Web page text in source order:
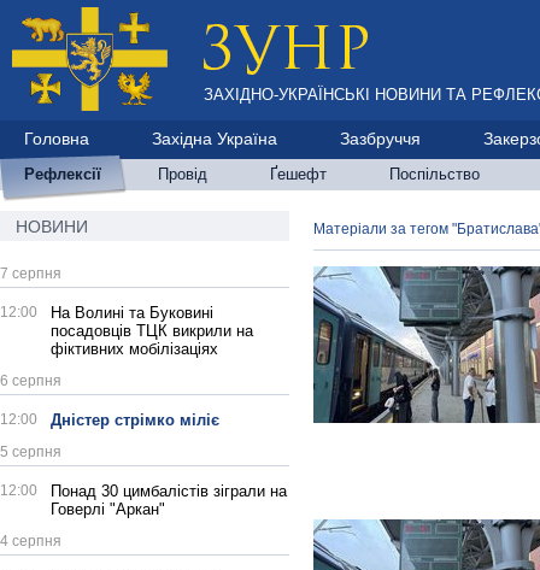
ЗАХІДНО-УКРАЇНСЬКІ НОВИНИ ТА
Головна Західна Україна Зазбруччя
Рефлексії Провід Ґешефт Поспільство
НОВИНИ
7 серпня
12:00
На Волині та Буковині
посадовців ТЦК викрили на
фіктивних мобілізаціях
6 серпня
12:00 Дністер стрімко міліє
5 серпня
12:00
Понад 30 цимбалістів зіграли на
Говерлі "Аркан"
4 серпня
Матеріали за тегом